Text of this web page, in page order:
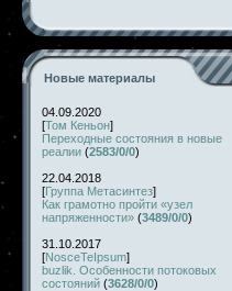
Новые материалы
04.09.2020
[Том Кеньон]
Переходные состояния в новые
реалии (2583/0/0)
22.04.2018
[Группа Метасинтез]
Как грамотно пройти «узел
напряженности» (3489/0/0)
31.10.2017
[NosceTeIpsum]
buzlik. Особенности потоковых
состояний (3628/0/0)